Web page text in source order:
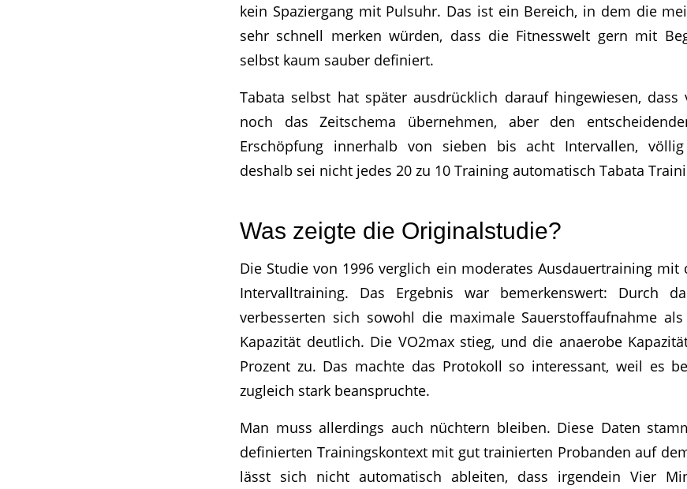
kein Spaziergang mit Pulsuhr. Das ist ein Bereich, in dem die
sehr schnell merken würden, dass die Fitnesswelt gern mit
selbst kaum sauber definiert.
Tabata selbst hat später ausdrücklich darauf hingewiesen,
noch das Zeitschema übernehmen, aber den
Erschöpfung innerhalb von sieben bis acht Intervallen,
deshalb sei nicht jedes 20 zu 10 Training automatisch Tabata
Was zeigte die Originalstudie?
Die Studie von 1996 verglich ein moderates Ausdauertraining mit
Intervalltraining. Das Ergebnis war bemerkenswert: Durch
verbesserten sich sowohl die maximale Sauerstoffaufnahme
Kapazität deutlich. Die VO2max stieg, und die anaerobe
Prozent zu. Das machte das Protokoll so interessant, weil es
zugleich stark beanspruchte.
Man muss allerdings auch nüchtern bleiben. Diese Daten
definierten Trainingskontext mit gut trainierten Probanden auf
lässt sich nicht automatisch ableiten, dass irgendein Vier